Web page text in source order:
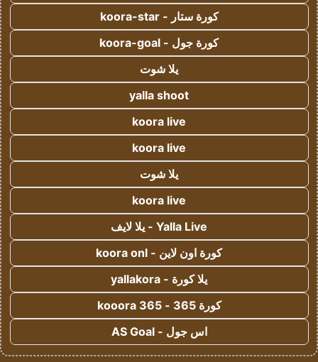
كورة ستار - koora-star
كورة جول - koora-goal
يلا شوت
yalla shoot
koora live
koora live
يلا شوت
koora live
Yalla Live - يلا لايف
كورة اون لاين - koora onl
يلا كورة - yallakora
كورة 365 - kooora 365
اس جول - AS Goal